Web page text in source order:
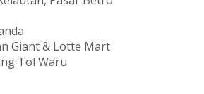
Giant & Lotte Mart
Tol Waru